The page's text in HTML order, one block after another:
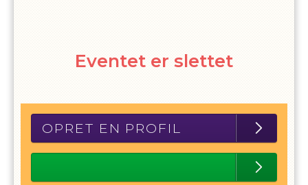
Eventet er slettet
OPRET EN PROFIL